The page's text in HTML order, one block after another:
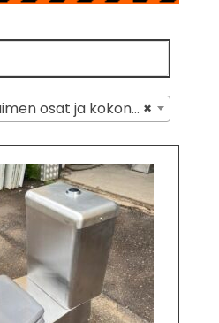
×
ja kokonaiset istuimet